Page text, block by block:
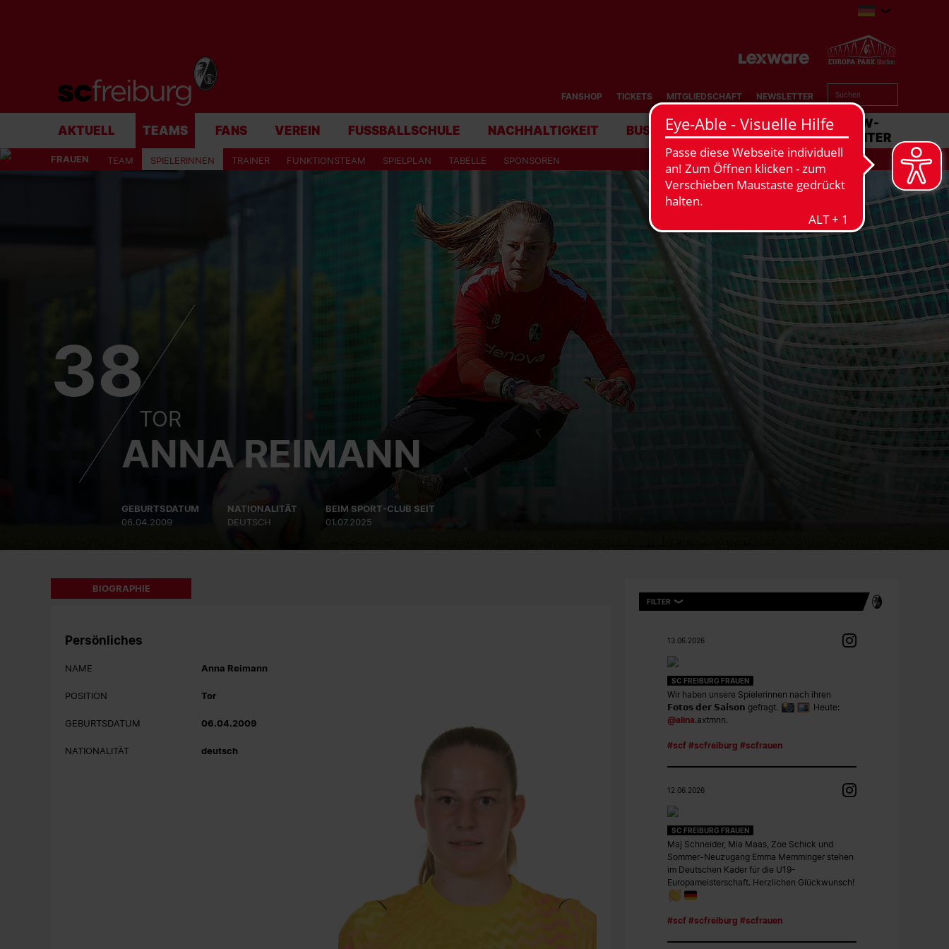
FANSHOP TICKETS MITGLIEDSCHAFT NEWSLETTER
AKTUELL TEAMS FANS VEREIN FUSSBALLSCHULE NACHHALTIGKEIT BUSINESS STADION MATCHCENTER
FRAUEN TEAM SPIELERINNEN TRAINER FUNKTIONSTEAM SPIELPLAN TABELLE SPONSOREN
38
TOR
ANNA REIMANN
GEBURTSDATUM
06.04.2009
NATIONALITÄT
DEUTSCH
BEIM SPORT-CLUB SEIT
01.07.2025
BIOGRAPHIE
Persönliches
NAME Anna Reimann
POSITION Tor
GEBURTSDATUM 06.04.2009
NATIONALITÄT deutsch
FILTER
13.06.2026
SC FREIBURG FRAUEN
Wir haben unsere Spielerinnen nach ihren
𝗙𝗼𝘁𝗼𝘀 𝗱𝗲𝗿 𝗦𝗮𝗶𝘀𝗼𝗻 gefragt.
Heute:
@alina.axtmnn.
#scf #scfreiburg #scfrauen
12.06.2026
SC FREIBURG FRAUEN
Maj Schneider, Mia Maas, Zoe Schick und
Sommer-Neuzugang Emma Memminger stehen
im Deutschen Kader für die U19-
Europameisterschaft. Herzlichen Glückwunsch!
#scf #scfreiburg #scfrauen